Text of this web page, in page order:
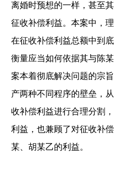
离婚时预想的一样，甚至
征收补偿利益。本案中，
在征收补偿利益总额中到
衡量应当如何依据其与陈
案本着彻底解决问题的宗
产两种不同程序的壁垒，
收补偿利益进行合理分割
利益，也兼顾了对征收补
某、胡某乙的利益。